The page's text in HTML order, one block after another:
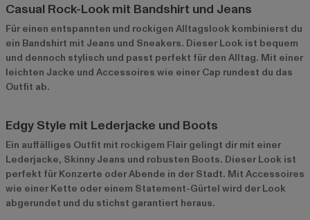
Casual Rock-Look mit Bandshirt und Jeans
Für einen entspannten und rockigen Alltagslook kombinierst du
ein Bandshirt mit Jeans und Sneakers. Dieser Look ist bequem
und dennoch stylisch und passt perfekt für den Alltag. Mit einer
leichten Jacke und Accessoires wie einer Cap rundest du das
Outfit ab.
Edgy Style mit Lederjacke und Boots
Ein auffälliges Outfit mit rockigem Flair gelingt dir mit einer
Lederjacke, Skinny Jeans und robusten Boots. Dieser Look ist
perfekt für Konzerte oder Abende in der Stadt. Mit Accessoires
wie einer Kette oder einem Statement-Gürtel wird der Look
abgerundet und du stichst garantiert heraus.